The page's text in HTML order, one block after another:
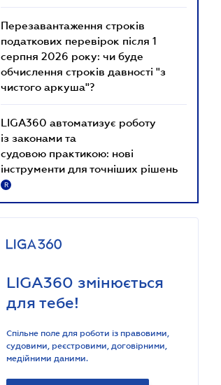
Перезавантаження строків
податкових перевірок після 1
серпня 2026 року: чи буде
обчислення строків давності "з
чистого аркуша"?
LIGA360 автоматизує роботу
із законами та
судовою практикою: нові
інструменти для точніших рішень
R
LIGA360 змінюється
для тебе!
Спільне поле для роботи із правовими,
судовими, реєстровими, договірними,
медійними даними.